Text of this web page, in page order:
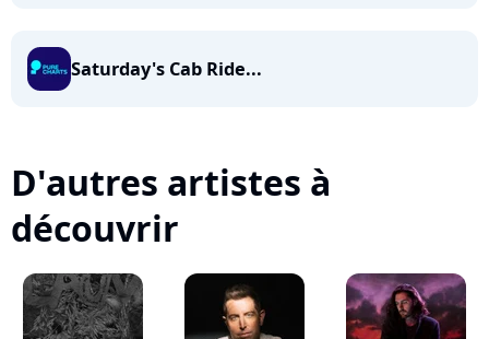
Saturday's Cab Ride...
D'autres artistes à
découvrir